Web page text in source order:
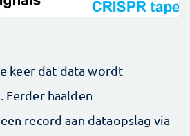
keer dat data wordt
Eerder haalden
record aan dataopslag via